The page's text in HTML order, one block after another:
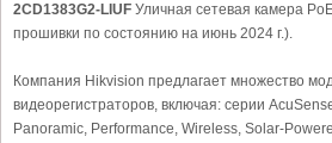
2CD1383G2-LIUF Уличная сетевая камера
прошивки по состоянию на июнь 2024 г.).
Компания Hikvision предлагает множество
видеорегистраторов, включая: серии
Panoramic, Performance, Wireless, Solar-